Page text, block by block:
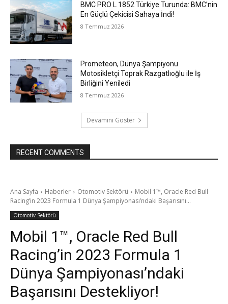
BMC PRO L 1852 Türkiye Turunda: BMC’nin
En Güçlü Çekicisi Sahaya İndi!
8 Temmuz 2026
Prometeon, Dünya Şampiyonu
Motosikletçi Toprak Razgatlıoğlu ile İş
Birliğini Yeniledi
8 Temmuz 2026
Devamını Göster
RECENT COMMENTS